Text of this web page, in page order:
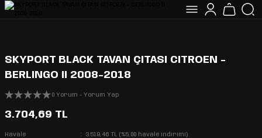
SKYPORT BLACK TAVAN ÇITASI CITROEN -
BERLINGO II 2008-2018
0 Yorum - Yorum Yap
3.704,69 TL
Havale
3.519,46 TL (%5,00 havale indirimi)